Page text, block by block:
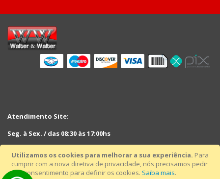
Utilizamos os cookies para melhorar a sua experiência. Para
cumprir com a nova diretiva de privacidade, nós precisamos pedir
seu consentimento para definir os cookies. Saiba mais.
Atendimento Site:
Seg. à Sex. / das 08:30 às 17:00hs
Sáb. das 08:30hs às 12:30hs